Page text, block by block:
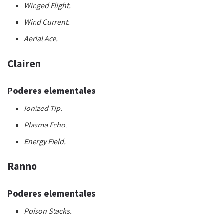
Winged Flight.
Wind Current.
Aerial Ace.
Clairen
Poderes elementales
Ionized Tip.
Plasma Echo.
Energy Field.
Ranno
Poderes elementales
Poison Stacks.